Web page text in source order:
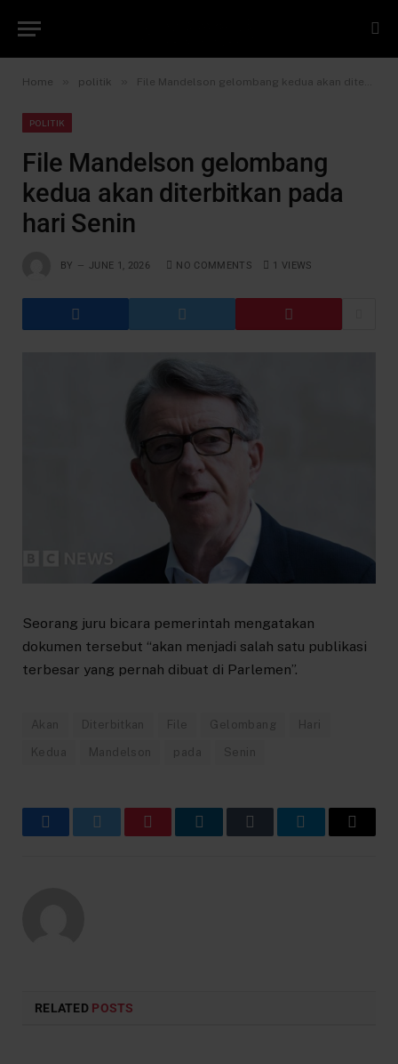
Home politik File Mandelson gelombang kedua akan diterbitkan pada hari Senin
POLITIK
File Mandelson gelombang
kedua akan diterbitkan pada
hari Senin
BY JUNE 1, 2026 NO COMMENTS 1 VIEWS
Seorang juru bicara pemerintah mengatakan
dokumen tersebut “akan menjadi salah satu publikasi
terbesar yang pernah dibuat di Parlemen”.
Akan Diterbitkan File Gelombang Hari
Kedua Mandelson pada Senin
FacebookTwitter PinterestLinkedInTumblr TelegramEmail
RELATED POSTS